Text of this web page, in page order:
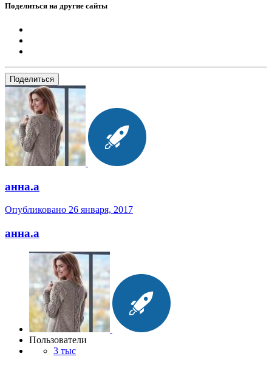
Поделиться на другие сайты
Поделиться
анна.a
Опубликовано 26 января, 2017
анна.a
Пользователи
3 тыс